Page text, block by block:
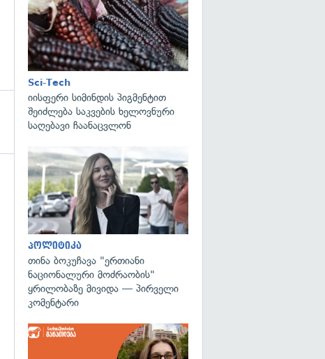
გადახედვა
Sci-Tech
იისფერი სიმინდის პიგმენტით
შეიძლება საკვების ხელოვნური
საღებავი ჩაანაცვლონ
პოლიტიკა
თინა ბოკუჩავა "ერთიანი
ნაციონალური მოძრაობის"
ყრილობაზე მივიდა — პირველი
კომენტარი